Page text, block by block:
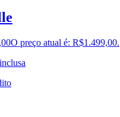
O preço atual é: R$1.499,00.